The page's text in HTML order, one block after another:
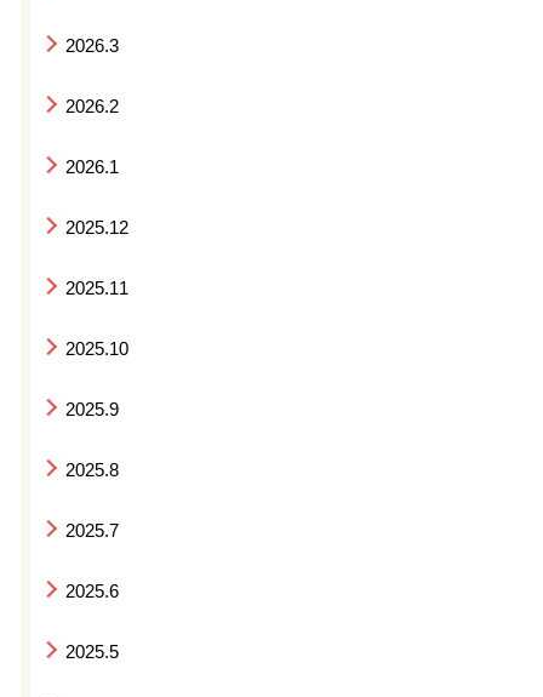
2026.3
2026.2
2026.1
2025.12
2025.11
2025.10
2025.9
2025.8
2025.7
2025.6
2025.5